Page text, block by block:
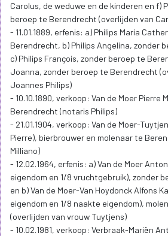
Carolus, de weduwe en de kinderen en f)
beroep te Berendrecht (overlijden van
- 11.01.1889, erfenis: a) Philips Maria
Berendrecht, b) Philips Angelina, zonder
c) Philips François, zonder beroep te
Joanna, zonder beroep te Berendrecht
Joannes Philips)
- 10.10.1890, verkoop: Van de Moer Pierre
Berendrecht (notaris Philips)
- 21.01.1904, verkoop: Van de Moer-
Pierre), bierbrouwer en molenaar te
Milliano)
- 12.02.1964, erfenis: a) Van de Moer
eigendom en 1/8 vruchtgebruik), zonder
en b) Van de Moer-Van Hoydonck Alfons
eigendom en 1/8 naakte eigendom),
(overlijden van vrouw Tuytjens)
- 10.02.1981, verkoop: Verbraak-Mariën